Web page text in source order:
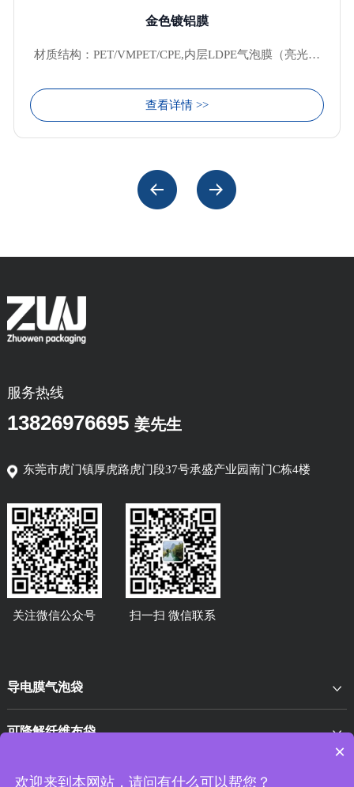
金色镀铝膜
材质结构：PET/VMPET/CPE,内层LDPE气泡膜（亮光表
查看详情 >>
服务热线
13826976695 姜先生
东莞市虎门镇厚虎路虎门段37号承盛产业园南门C栋4楼
关注微信公众号 扫一扫 微信联系
导电膜气泡袋
可降解纤维布袋
EPE异型材
×
欢迎来到本网站，请问有什么可以帮您？